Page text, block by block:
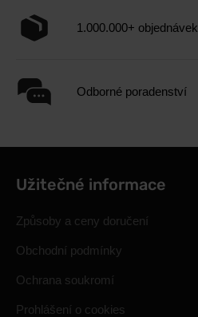
1.000.000+ objednávek
Odborné poradenství
Užitečné informace
Způsoby a ceny doručení
Obchodní podmínky
Ochrana soukromí
Prohlášení o cookies